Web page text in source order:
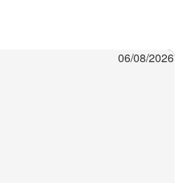
06/08/2026